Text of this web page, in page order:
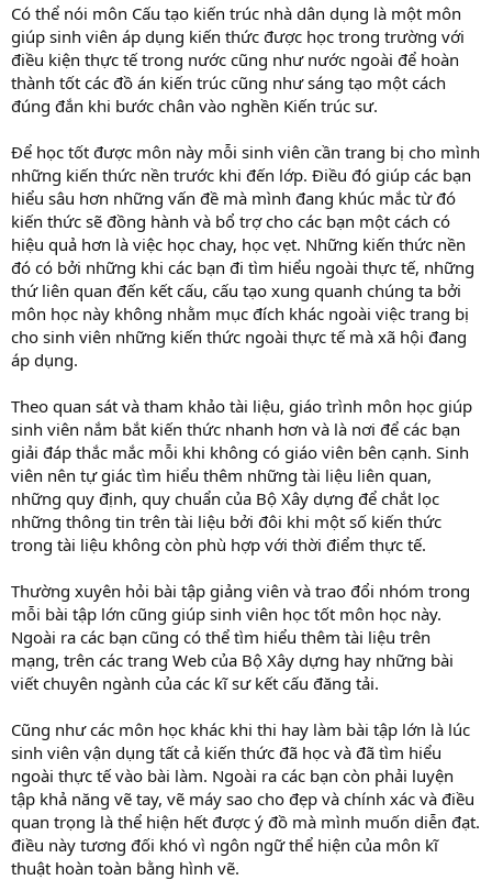
Có thể nói môn Cấu tạo kiến trúc nhà dân dụng là một môn
giúp sinh viên áp dụng kiến thức được học trong trường với
điều kiện thực tế trong nước cũng như nước ngoài để hoàn
thành tốt các đồ án kiến trúc cũng như sáng tạo một cách
đúng đắn khi bước chân vào nghền Kiến trúc sư.
Để học tốt được môn này mỗi sinh viên cần trang bị cho mình
những kiến thức nền trước khi đến lớp. Điều đó giúp các bạn
hiểu sâu hơn những vấn đề mà mình đang khúc mắc từ đó
kiến thức sẽ đồng hành và bổ trợ cho các bạn một cách có
hiệu quả hơn là việc học chay, học vẹt. Những kiến thức nền
đó có bởi những khi các bạn đi tìm hiểu ngoài thực tế, những
thứ liên quan đến kết cấu, cấu tạo xung quanh chúng ta bởi
môn học này không nhằm mục đích khác ngoài việc trang bị
cho sinh viên những kiến thức ngoài thực tế mà xã hội đang
áp dụng.
Theo quan sát và tham khảo tài liệu, giáo trình môn học giúp
sinh viên nắm bắt kiến thức nhanh hơn và là nơi để các bạn
giải đáp thắc mắc mỗi khi không có giáo viên bên cạnh. Sinh
viên nên tự giác tìm hiểu thêm những tài liệu liên quan,
những quy định, quy chuẩn của Bộ Xây dựng để chắt lọc
những thông tin trên tài liệu bởi đôi khi một số kiến thức
trong tài liệu không còn phù hợp với thời điểm thực tế.
Thường xuyên hỏi bài tập giảng viên và trao đổi nhóm trong
mỗi bài tập lớn cũng giúp sinh viên học tốt môn học này.
Ngoài ra các bạn cũng có thể tìm hiểu thêm tài liệu trên
mạng, trên các trang Web của Bộ Xây dựng hay những bài
viết chuyên ngành của các kĩ sư kết cấu đăng tải.
Cũng như các môn học khác khi thi hay làm bài tập lớn là lúc
sinh viên vận dụng tất cả kiến thức đã học và đã tìm hiểu
ngoài thực tế vào bài làm. Ngoài ra các bạn còn phải luyện
tập khả năng vẽ tay, vẽ máy sao cho đẹp và chính xác và điều
quan trọng là thể hiện hết được ý đồ mà mình muốn diễn đạt.
điều này tương đối khó vì ngôn ngữ thể hiện của môn kĩ
thuật hoàn toàn bằng hình vẽ.